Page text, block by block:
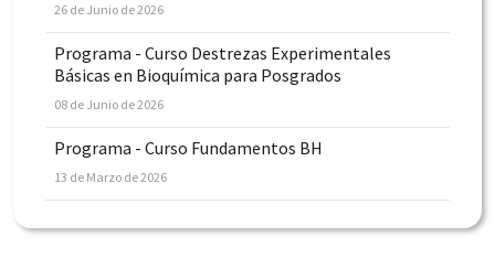
26 de Junio de 2026
Programa - Curso Destrezas Experimentales
Básicas en Bioquímica para Posgrados
08 de Junio de 2026
Programa - Curso Fundamentos BH
13 de Marzo de 2026